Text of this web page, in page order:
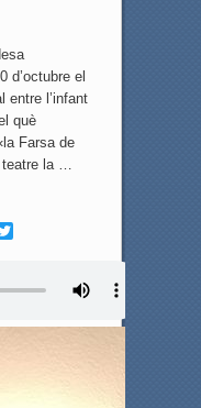
d’octubre el
entre l’infant
què
Farsa de
la …
T